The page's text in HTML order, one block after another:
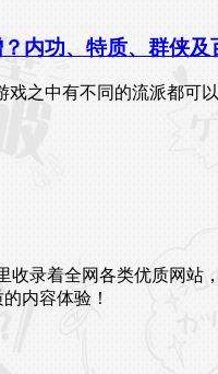
内功、特质、群侠及
之中有不同的流派都
收录着全网各类优质网
内容体验！